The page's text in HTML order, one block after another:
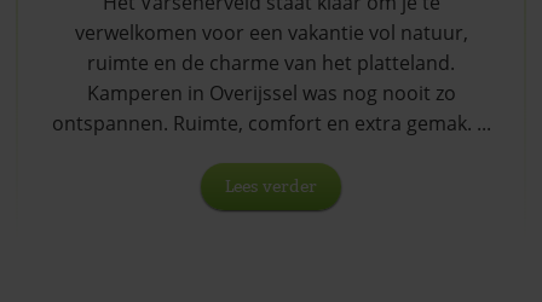
verwelkomen voor een vakantie vol natuur,
ruimte en de charme van het platteland.
Kamperen in Overijssel was nog nooit zo
ontspannen. Ruimte, comfort en extra gemak. ...
Lees verder